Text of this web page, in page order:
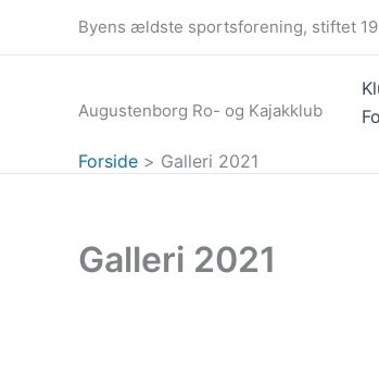
Byens ældste sportsforening, stiftet
Augustenborg Ro- og Kajakklub
Forside Galleri 2021
Galleri 2021